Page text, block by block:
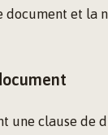
document et la
une clause de